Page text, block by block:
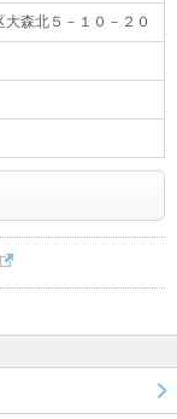
大森北５－１０－２０